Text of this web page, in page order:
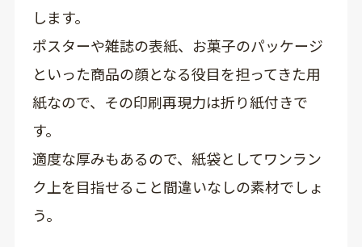
します。
ポスターや雑誌の表紙、お菓子のパッケージ
といった商品の顔となる役目を担ってきた用
紙なので、その印刷再現力は折り紙付きで
す。
適度な厚みもあるので、紙袋としてワンラン
ク上を目指せること間違いなしの素材でしょ
う。